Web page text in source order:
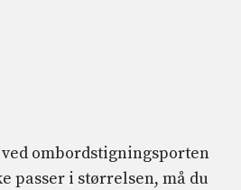
ombordstigningsporten
passer i størrelsen, må du